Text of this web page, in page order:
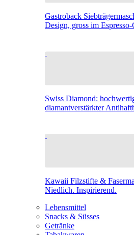
Gastroback
Design, gross im Espresso-
Swiss Diamond:
diamantverstärkter
Kawaii Filzstifte &
Niedlich. Inspirierend.
Lebensmittel
Snacks & Süsses
Getränke